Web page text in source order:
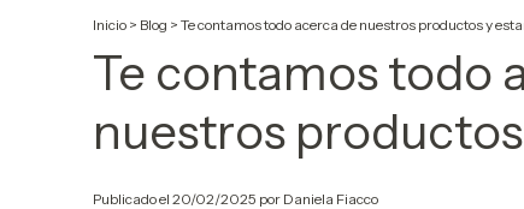
Inicio > Blog > Te contamos todo acerca de nuestros productos y
Te contamos todo
nuestros
Publicado el 20/02/2025 por Daniela Fiacco